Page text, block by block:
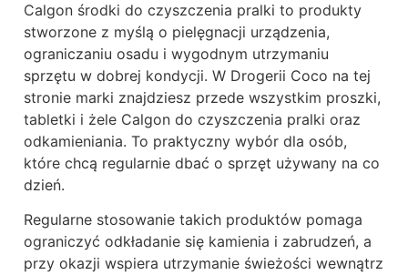
Calgon środki do czyszczenia pralki to produkty
stworzone z myślą o pielęgnacji urządzenia,
ograniczaniu osadu i wygodnym utrzymaniu
sprzętu w dobrej kondycji. W Drogerii Coco na tej
stronie marki znajdziesz przede wszystkim proszki,
tabletki i żele Calgon do czyszczenia pralki oraz
odkamieniania. To praktyczny wybór dla osób,
które chcą regularnie dbać o sprzęt używany na co
dzień.
Regularne stosowanie takich produktów pomaga
ograniczyć odkładanie się kamienia i zabrudzeń, a
przy okazji wspiera utrzymanie świeżości wewnątrz